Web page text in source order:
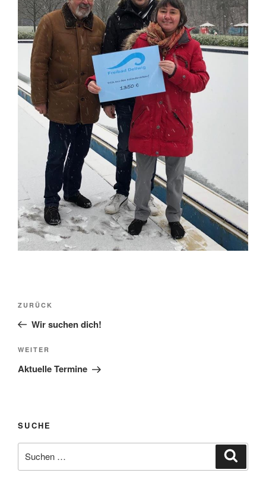
Beitragsnavigation
Vorheriger
Beitrag
ZURÜCK
Wir suchen dich!
Nächster
Beitrag
WEITER
Aktuelle Termine
SUCHE
nach: